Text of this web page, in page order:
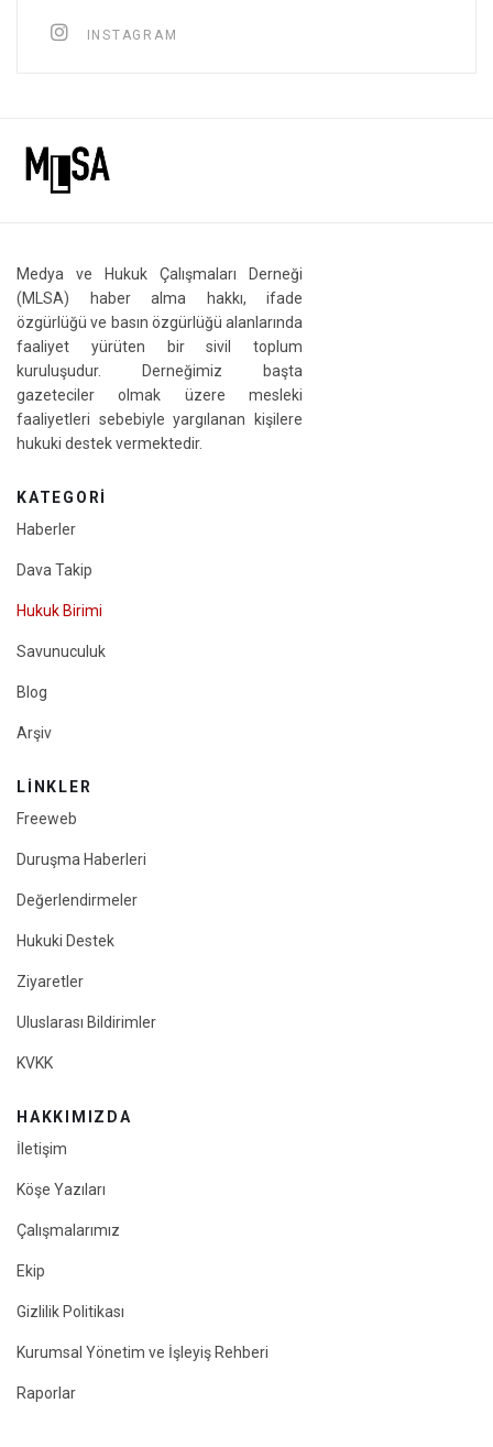
INSTAGRAM
Medya ve Hukuk Çalışmaları Derneği
(MLSA) haber alma hakkı, ifade
özgürlüğü ve basın özgürlüğü alanlarında
faaliyet yürüten bir sivil toplum
kuruluşudur. Derneğimiz başta
gazeteciler olmak üzere mesleki
faaliyetleri sebebiyle yargılanan kişilere
hukuki destek vermektedir.
KATEGORI
Haberler
Dava Takip
Hukuk Birimi
Savunuculuk
Blog
Arşiv
LINKLER
Freeweb
Duruşma Haberleri
Değerlendirmeler
Hukuki Destek
Ziyaretler
Uluslarası Bildirimler
KVKK
HAKKIMIZDA
İletişim
Köşe Yazıları
Çalışmalarımız
Ekip
Gizlilik Politikası
Kurumsal Yönetim ve İşleyiş Rehberi
Raporlar